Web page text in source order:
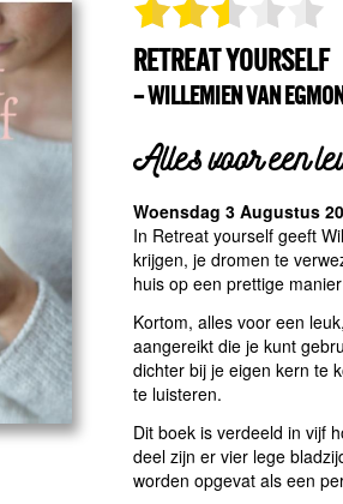
RETREAT YOURSELF
– WILLEMIEN VAN
Alles voor een
Woensdag 3 Augustus
In Retreat yourself geeft
krijgen, je dromen te
huis op een prettige
Kortom, alles voor een
aangereikt die je kunt
dichter bij je eigen kern te
te luisteren.
Dit boek is verdeeld in vijf
deel zijn er vier lege
worden opgevat als een